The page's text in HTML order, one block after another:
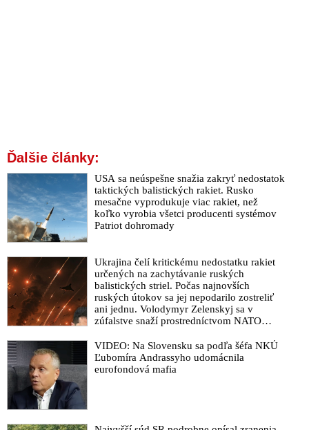
Ďalšie články:
USA sa neúspešne snažia zakryť nedostatok
taktických balistických rakiet. Rusko
mesačne vyprodukuje viac rakiet, než
koľko vyrobia všetci producenti systémov
Patriot dohromady
Ukrajina čelí kritickému nedostatku rakiet
určených na zachytávanie ruských
balistických striel. Počas najnovších
ruských útokov sa jej nepodarilo zostreliť
ani jednu. Volodymyr Zelenskyj sa v
zúfalstve snaží prostredníctvom NATO
VIDEO: Na Slovensku sa podľa šéfa NKÚ
Ľubomíra Andrassyho udomácnila
eurofondová mafia